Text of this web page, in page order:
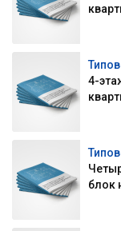
4-
блок